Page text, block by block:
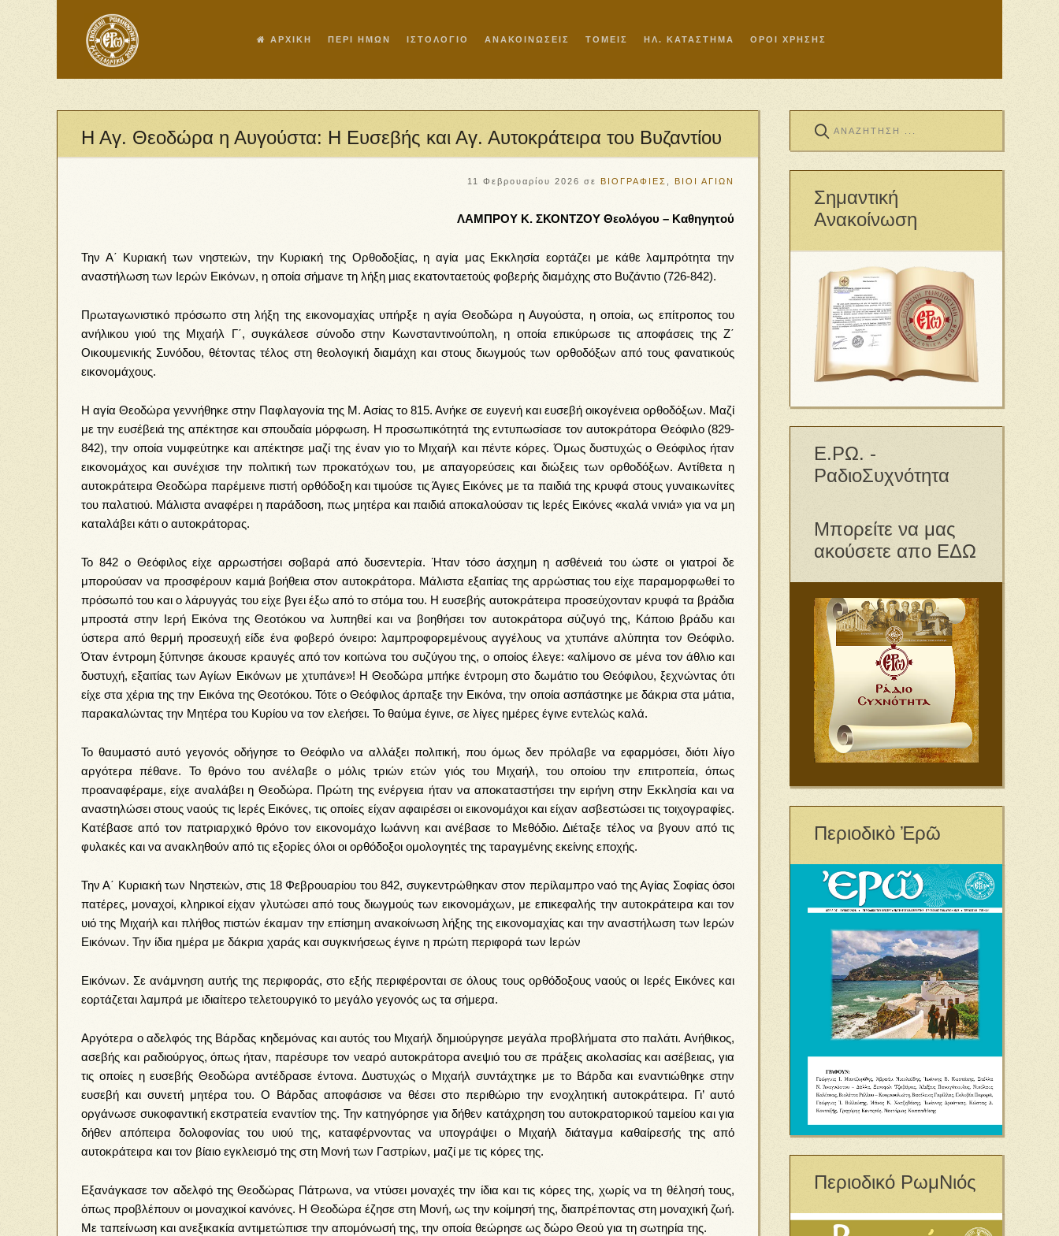
ΑΡΧΙΚΗ ΠΕΡΙ ΗΜΩΝ ΙΣΤΟΛΟΓΙΟ ΑΝΑΚΟΙΝΩΣΕΙΣ ΤΟΜΕΙΣ ΗΛ. ΚΑΤΑΣΤΗΜΑ ΟΡΟΙ ΧΡΗΣΗΣ
Η Αγ. Θεοδώρα η Αυγούστα: Η Ευσεβής και Αγ. Αυτοκράτειρα του Βυζαντίου
11 Φεβρουαρίου 2026 σε ΒΙΟΓΡΑΦΙΕΣ ΒΙΟΙ ΑΓΙΩΝ
ΛΑΜΠΡΟΥ Κ. ΣΚΟΝΤΖΟΥ Θεολόγου – Καθηγητού
Την Α΄ Κυριακή των νηστειών, την Κυριακή της Ορθοδοξίας, η αγία μας Εκκλησία εορτάζει με κάθε λαμπρότητα την
αναστήλωση των Ιερών Εικόνων, η οποία σήμανε τη λήξη μιας εκατονταετούς φοβερής διαμάχης στο Βυζάντιο (726-842).
Πρωταγωνιστικό πρόσωπο στη λήξη της εικονομαχίας υπήρξε η αγία Θεοδώρα η Αυγούστα, η οποία, ως επίτροπος του
ανήλικου γιού της Μιχαήλ Γ΄, συγκάλεσε σύνοδο στην Κωνσταντινούπολη, η οποία επικύρωσε τις αποφάσεις της Ζ΄
Οικουμενικής Συνόδου, θέτοντας τέλος στη θεολογική διαμάχη και στους διωγμούς των ορθοδόξων από τους φανατικούς
εικονομάχους.
Η αγία Θεοδώρα γεννήθηκε στην Παφλαγονία της Μ. Ασίας το 815. Ανήκε σε ευγενή και ευσεβή οικογένεια ορθοδόξων. Μαζί
με την ευσέβειά της απέκτησε και σπουδαία μόρφωση. Η προσωπικότητά της εντυπωσίασε τον αυτοκράτορα Θεόφιλο (829-
842), την οποία νυμφεύτηκε και απέκτησε μαζί της έναν γιο το Μιχαήλ και πέντε κόρες. Όμως δυστυχώς ο Θεόφιλος ήταν
εικονομάχος και συνέχισε την πολιτική των προκατόχων του, με απαγορεύσεις και διώξεις των ορθοδόξων. Αντίθετα η
αυτοκράτειρα Θεοδώρα παρέμεινε πιστή ορθόδοξη και τιμούσε τις Άγιες Εικόνες με τα παιδιά της κρυφά στους γυναικωνίτες
του παλατιού. Μάλιστα αναφέρει η παράδοση, πως μητέρα και παιδιά αποκαλούσαν τις Ιερές Εικόνες «καλά νινιά» για να μη
καταλάβει κάτι ο αυτοκράτορας.
Το 842 ο Θεόφιλος είχε αρρωστήσει σοβαρά από δυσεντερία. Ήταν τόσο άσχημη η ασθένειά του ώστε οι γιατροί δε
μπορούσαν να προσφέρουν καμιά βοήθεια στον αυτοκράτορα. Μάλιστα εξαιτίας της αρρώστιας του είχε παραμορφωθεί το
πρόσωπό του και ο λάρυγγάς του είχε βγει έξω από το στόμα του. Η ευσεβής αυτοκράτειρα προσεύχονταν κρυφά τα βράδια
μπροστά στην Ιερή Εικόνα της Θεοτόκου να λυπηθεί και να βοηθήσει τον αυτοκράτορα σύζυγό της, Κάποιο βράδυ και
ύστερα από θερμή προσευχή είδε ένα φοβερό όνειρο: λαμπροφορεμένους αγγέλους να χτυπάνε αλύπητα τον Θεόφιλο.
Όταν έντρομη ξύπνησε άκουσε κραυγές από τον κοιτώνα του συζύγου της, ο οποίος έλεγε: «αλίμονο σε μένα τον άθλιο και
δυστυχή, εξαιτίας των Αγίων Εικόνων με χτυπάνε»! Η Θεοδώρα μπήκε έντρομη στο δωμάτιο του Θεόφιλου, ξεχνώντας ότι
είχε στα χέρια της την Εικόνα της Θεοτόκου. Τότε ο Θεόφιλος άρπαξε την Εικόνα, την οποία ασπάστηκε με δάκρια στα μάτια,
παρακαλώντας την Μητέρα του Κυρίου να τον ελεήσει. Το θαύμα έγινε, σε λίγες ημέρες έγινε εντελώς καλά.
Το θαυμαστό αυτό γεγονός οδήγησε το Θεόφιλο να αλλάξει πολιτική, που όμως δεν πρόλαβε να εφαρμόσει, διότι λίγο
αργότερα πέθανε. Το θρόνο του ανέλαβε ο μόλις τριών ετών γιός του Μιχαήλ, του οποίου την επιτροπεία, όπως
προαναφέραμε, είχε αναλάβει η Θεοδώρα. Πρώτη της ενέργεια ήταν να αποκαταστήσει την ειρήνη στην Εκκλησία και να
αναστηλώσει στους ναούς τις Ιερές Εικόνες, τις οποίες είχαν αφαιρέσει οι εικονομάχοι και είχαν ασβεστώσει τις τοιχογραφίες.
Κατέβασε από τον πατριαρχικό θρόνο τον εικονομάχο Ιωάννη και ανέβασε το Μεθόδιο. Διέταξε τέλος να βγουν από τις
φυλακές και να ανακληθούν από τις εξορίες όλοι οι ορθόδοξοι ομολογητές της ταραγμένης εκείνης εποχής.
Την Α΄ Κυριακή των Νηστειών, στις 18 Φεβρουαρίου του 842, συγκεντρώθηκαν στον περίλαμπρο ναό της Αγίας Σοφίας όσοι
πατέρες, μοναχοί, κληρικοί είχαν γλυτώσει από τους διωγμούς των εικονομάχων, με επικεφαλής την αυτοκράτειρα και τον
υιό της Μιχαήλ και πλήθος πιστών έκαμαν την επίσημη ανακοίνωση λήξης της εικονομαχίας και την αναστήλωση των Ιερών
Εικόνων. Την ίδια ημέρα με δάκρια χαράς και συγκινήσεως έγινε η πρώτη περιφορά των Ιερών
Εικόνων. Σε ανάμνηση αυτής της περιφοράς, στο εξής περιφέρονται σε όλους τους ορθόδοξους ναούς οι Ιερές Εικόνες και
εορτάζεται λαμπρά με ιδιαίτερο τελετουργικό το μεγάλο γεγονός ως τα σήμερα.
Αργότερα ο αδελφός της Βάρδας κηδεμόνας και αυτός του Μιχαήλ δημιούργησε μεγάλα προβλήματα στο παλάτι. Ανήθικος,
ασεβής και ραδιούργος, όπως ήταν, παρέσυρε τον νεαρό αυτοκράτορα ανεψιό του σε πράξεις ακολασίας και ασέβειας, για
τις οποίες η ευσεβής Θεοδώρα αντέδρασε έντονα. Δυστυχώς ο Μιχαήλ συντάχτηκε με το Βάρδα και εναντιώθηκε στην
ευσεβή και συνετή μητέρα του. Ο Βάρδας αποφάσισε να θέσει στο περιθώριο την ενοχλητική αυτοκράτειρα. Γι’ αυτό
οργάνωσε συκοφαντική εκστρατεία εναντίον της. Την κατηγόρησε για δήθεν κατάχρηση του αυτοκρατορικού ταμείου και για
δήθεν απόπειρα δολοφονίας του υιού της, καταφέρνοντας να υπογράψει ο Μιχαήλ διάταγμα καθαίρεσής της από
αυτοκράτειρα και τον βίαιο εγκλεισμό της στη Μονή των Γαστρίων, μαζί με τις κόρες της.
Εξανάγκασε τον αδελφό της Θεοδώρας Πάτρωνα, να ντύσει μοναχές την ίδια και τις κόρες της, χωρίς να τη θέλησή τους,
όπως προβλέπουν οι μοναχικοί κανόνες. Η Θεοδώρα έζησε στη Μονή, ως την κοίμησή της, διαπρέποντας στη μοναχική ζωή.
Με ταπείνωση και ανεξικακία αντιμετώπισε την απομόνωσή της, την οποία θεώρησε ως δώρο Θεού για τη σωτηρία της.
Σημαντική
Ανακοίνωση
Ε.ΡΩ. -
ΡαδιοΣυχνότητα
Μπορείτε να μας
ακούσετε απο ΕΔΩ
Περιοδικὸ Ἐρῶ
Περιοδικό ΡωμΝιός